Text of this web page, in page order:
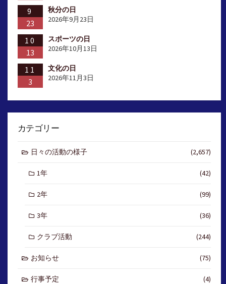
9
23
秋分の日
2026年9月23日
10
13
スポーツの日
2026年10月13日
11
3
文化の日
2026年11月3日
カテゴリー
日々の活動の様子 (2,657)
1年 (42)
2年 (99)
3年 (36)
クラブ活動 (244)
お知らせ (75)
行事予定 (4)